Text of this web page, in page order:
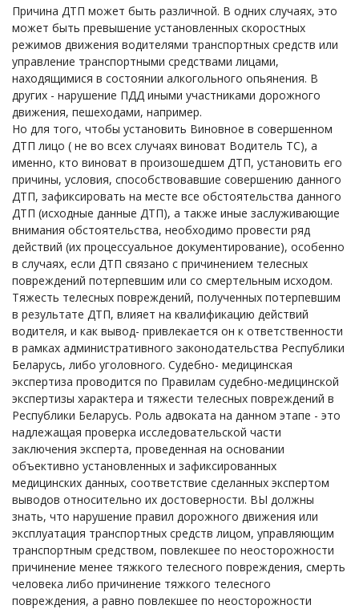
Причина ДТП может быть различной. В одних случаях, это
может быть превышение установленных скоростных
режимов движения водителями транспортных средств или
управление транспортными средствами лицами,
находящимися в состоянии алкогольного опьянения. В
других - нарушение ПДД иными участниками дорожного
движения, пешеходами, например.
Но для того, чтобы установить Виновное в совершенном
ДТП лицо ( не во всех случаях виноват Водитель ТС), а
именно, кто виноват в произошедшем ДТП, установить его
причины, условия, способствовавшие совершению данного
ДТП, зафиксировать на месте все обстоятельства данного
ДТП (исходные данные ДТП), а также иные заслуживающие
внимания обстоятельства, необходимо провести ряд
действий (их процессуальное документирование), особенно
в случаях, если ДТП связано с причинением телесных
повреждений потерпевшим или со смертельным исходом.
Тяжесть телесных повреждений, полученных потерпевшим
в результате ДТП, влияет на квалификацию действий
водителя, и как вывод- привлекается он к ответственности
в рамках административного законодательства Республики
Беларусь, либо уголовного. Судебно- медицинская
экспертиза проводится по Правилам судебно-медицинской
экспертизы характера и тяжести телесных повреждений в
Республики Беларусь. Роль адвоката на данном этапе - это
надлежащая проверка исследовательской части
заключения эксперта, проведенная на основании
объективно установленных и зафиксированных
медицинских данных, соответствие сделанных экспертом
выводов относительно их достоверности. ВЫ должны
знать, что нарушение правил дорожного движения или
эксплуатация транспортных средств лицом, управляющим
транспортным средством, повлекшее по неосторожности
причинение менее тяжкого телесного повреждения, смерть
человека либо причинение тяжкого телесного
повреждения, а равно повлекшее по неосторожности